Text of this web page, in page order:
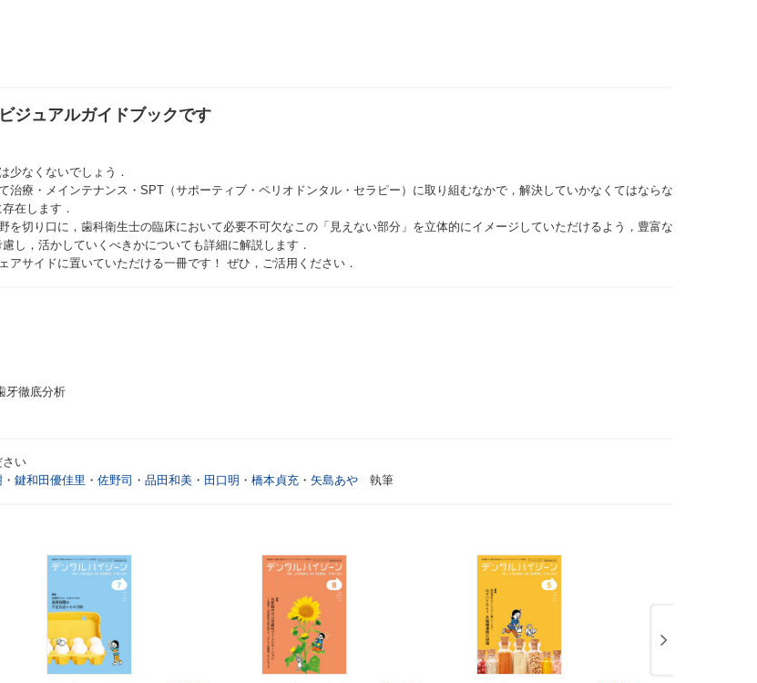
ジュアルガイドブックです
少なくないでしょう．
療・メインテナンス・SPT（サポーティブ・ペリオドンタル・セラピー）に取り組むなかで，解決していかなくてはならな
在します．
切り口に，歯科衛生士の臨床において必要不可欠なこの「見えない部分」を立体的にイメージしていただけるよう，豊富な
し，活かしていくべきかについても詳細に解説します．
サイドに置いていただける一冊です！ ぜひ，ご活用ください．
牙徹底分析
さい
・ 鍵和田優佳里 ・ 佐野司 ・ 品田和美 ・ 田口明 ・ 橋本貞充 ・ 矢島あや 執筆